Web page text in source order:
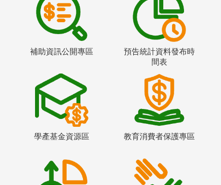
補助資訊公開專區
預告統計資料發布時
間表
學產基金資源區 教育消費者保護專區